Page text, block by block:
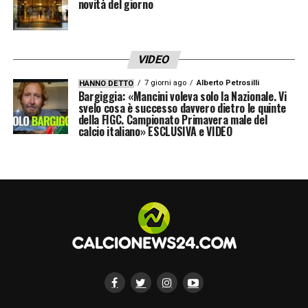
affrontare laSerie A,con la possibilità di
integrarsi rapidamente nel progetto tecnico
decidere se cedere uno o entrambi i suoi
giocatori, anche in base alla nuova strategia
post-retrocessione.
LA PLAYLIST DELLE NOSTRE TOP NEWS
novità del giorno
VIDEO
HANNO DETTO 7 giorni ago Alberto Petrosilli
Bargiggia: «Mancini voleva solo la Nazionale. Vi
svelo cosa è successo davvero dietro le quinte
della FIGC. Campionato Primavera male del
calcio italiano» ESCLUSIVA e VIDEO